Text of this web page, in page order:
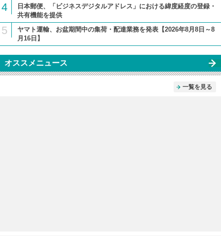
4
日本郵便、「ビジネスデジタルアドレス」における緯度経度の登録・
共有機能を提供
5
ヤマト運輸、お盆期間中の集荷・配達業務を発表【2026年8月8日～8
月16日】
オススメニュース
一覧を見る